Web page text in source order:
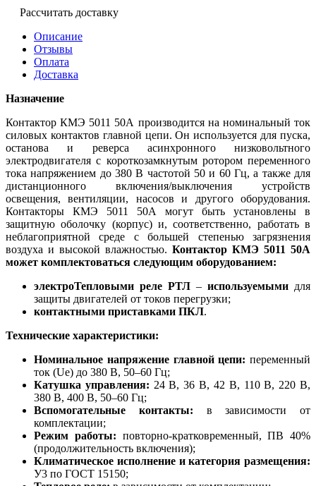
Рассчитать доставку
Описание
Отзывы
Оплата
Доставка
Назначение
Контактор КМЭ 5011 50А производится на номинальный ток
силовых контактов главной цепи. Он используется для пуска,
останова и реверса асинхронного низковольтного
электродвигателя с короткозамкнутым ротором переменного
тока напряжением до 380 В частотой 50 и 60 Гц, а также для
дистанционного включения/выключения устройств
освещения, вентиляции, насосов и другого оборудования.
Контакторы КМЭ 5011 50А могут быть установлены в
защитную оболочку (корпус) и, соответственно, работать в
неблагоприятной среде с большей степенью загрязнения
воздуха и высокой влажностью. Контактор КМЭ 5011 50А
может комплектоваться следующим оборудованием:
электроТепловыми реле РТЛ – используемыми для
защиты двигателей от токов перегрузки;
контактными приставками ПКЛ.
Технические характеристики:
Номинальное напряжение главной цепи: переменный
ток (Ue) до 380 В, 50–60 Гц;
Катушка управления: 24 В, 36 В, 42 В, 110 В, 220 В,
380 В, 400 В, 50–60 Гц;
Вспомогательные контакты: в зависимости от
комплектации;
Режим работы: повторно-кратковременный, ПВ 40%
(продолжительность включения);
Климатическое исполнение и категория размещения:
У3 по ГОСТ 15150;